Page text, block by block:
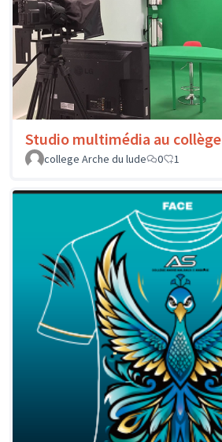
Studio multimédia au collège
college Arche du lude
0 1